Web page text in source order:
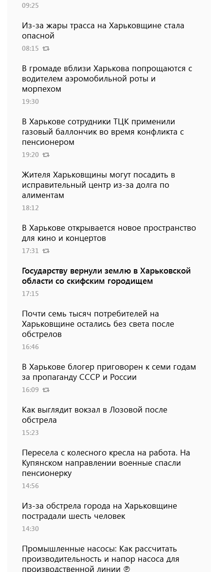
09:25
Из-за жары трасса на Харьковщине стала
опасной
08:15
В громаде вблизи Харькова попрощаются с
водителем аэромобильной роты и
морпехом
19:30
В Харькове сотрудники ТЦК применили
газовый баллончик во время конфликта с
пенсионером
19:20
Жителя Харьковщины могут посадить в
исправительный центр из-за долга по
алиментам
18:12
В Харькове открывается новое пространство
для кино и концертов
17:31
Государству вернули землю в Харьковской
области со скифским городищем
17:15
Почти семь тысяч потребителей на
Харьковщине остались без света после
обстрелов
16:46
В Харькове блогер приговорен к семи годам
за пропаганду СССР и России
16:09
Как выглядит вокзал в Лозовой после
обстрела
15:23
Пересела с колесного кресла на работа. На
Купянском направлении военные спасли
пенсионерку
14:56
Из-за обстрела города на Харьковщине
пострадали шесть человек
14:30
Промышленные насосы: Как рассчитать
производительность и напор насоса для
производственной линии ℗